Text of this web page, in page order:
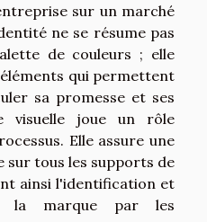
sur un marché
ne se résume pas
de couleurs ; elle
qui permettent
sa promesse et ses
visuelle joue un rôle
Elle assure une
sur tous les supports de
ainsi l'identification et
la marque par les